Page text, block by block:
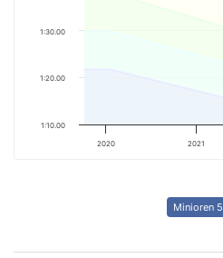
2020 2021
1:10.00
1:20.00
1:30.00
Minioren 5